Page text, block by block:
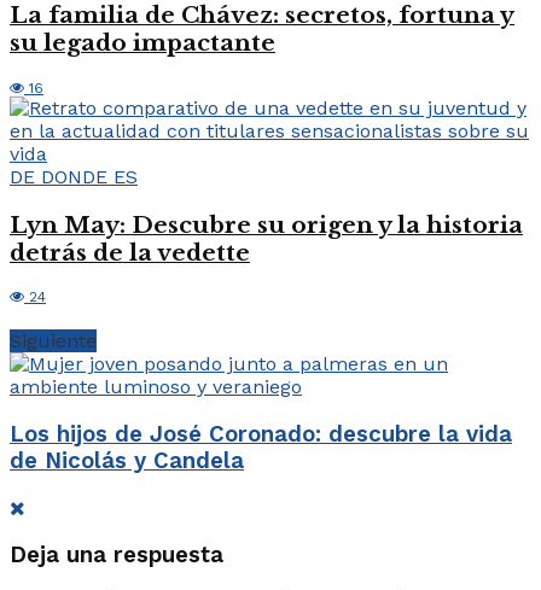
La familia de Chávez: secretos, fortuna y
su legado impactante
16
DE DONDE ES
Lyn May: Descubre su origen y la historia
detrás de la vedette
24
Siguiente
Los hijos de José Coronado: descubre la vida
de Nicolás y Candela
Deja una respuesta